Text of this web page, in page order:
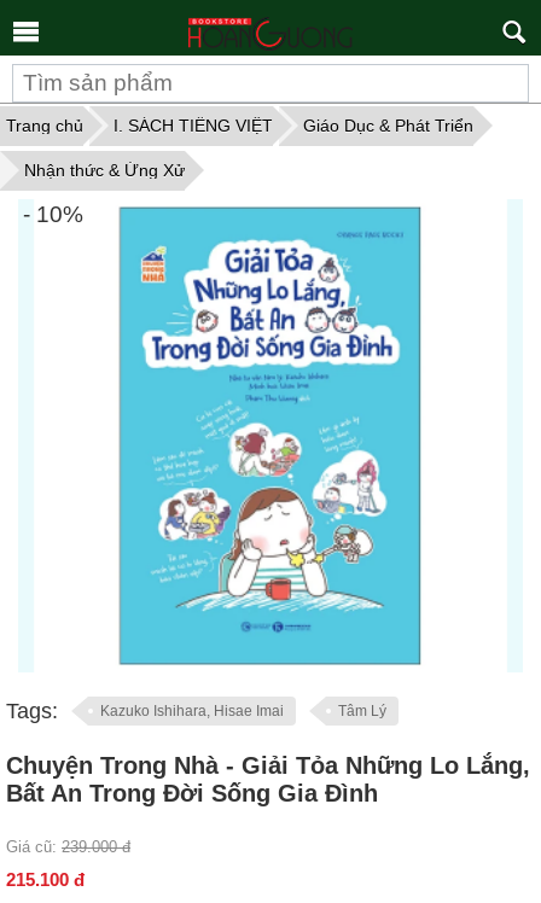
Trang chủ I. SÁCH TIẾNG VIỆT Giáo Dục & Phát Triển
Nhận thức & Ứng Xử
Tags: Kazuko Ishihara, Hisae Imai Tâm Lý
- 10%
Chuyện Trong Nhà - Giải Tỏa Những Lo Lắng,
Bất An Trong Đời Sống Gia Đình
Giá cũ: 239.000 đ
215.100 đ